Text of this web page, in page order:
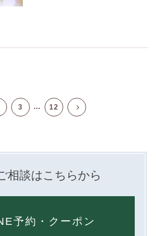
3 … 12
相談はこちらから
予約 ・クーポン